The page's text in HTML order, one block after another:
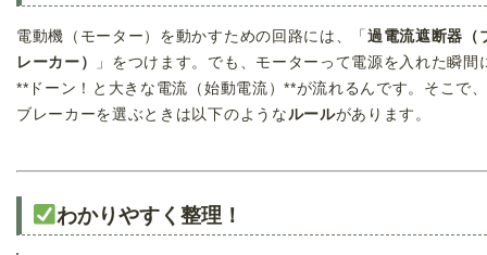
電動機（モーター）を動かすための回路には、「 過電流遮断器（
レーカー）
」をつけます。でも、モーターって電源を入れた瞬間
**ドーン！と大きな電流（始動電流）**が流れるんです。そこで、
ブレーカーを選ぶときは以下のようなルールがあります。
わかりやすく整理！